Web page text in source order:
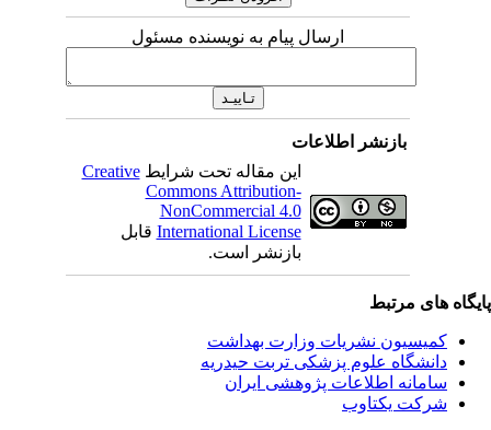
ارسال پیام به نویسنده مسئول
بازنشر اطلاعات
این مقاله تحت شرایطCreative
Commons Attribution-
NonCommercial 4.0
International Licenseقابل
بازنشر است.
مرتبط
نشریات وزارت بهداشت
علوم پزشکی تربت حیدریه
اطلاعات پژوهشی ایران
یکتاوب